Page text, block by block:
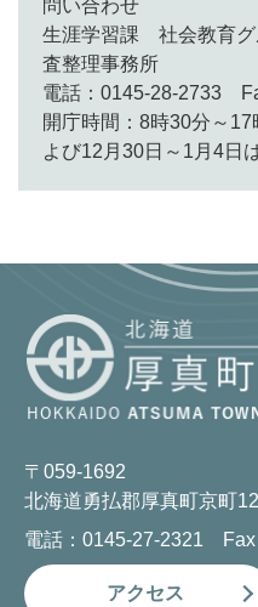
問い合わせ
生涯学習課 社会教育
査整理事務所
電話：0145-28-2733
開庁時間：8時30分～
よび12月30日～1月4日
〒059-1692
北海道勇払郡厚真町京町
電話：0145-27-2321 Fax
アクセス